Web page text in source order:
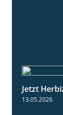
Jetzt
13.05.2026